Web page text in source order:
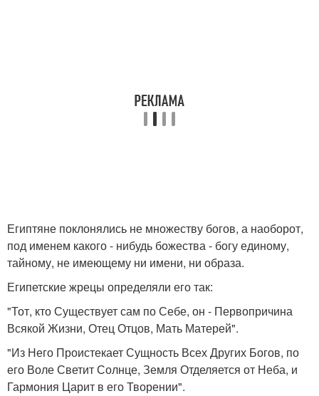
Египтяне поклонялись не множеству богов, а наоборот,
под именем какого - нибудь божества - богу единому,
тайному, не имеющему ни имени, ни образа.
Египетские жрецы определяли его так:
"Тот, кто Существует сам по Себе, он - Первопричина
Всякой Жизни, Отец Отцов, Мать Матерей".
"Из Него Проистекает Сущность Всех Других Богов, по
его Воле Светит Солнце, Земля Отделяется от Неба, и
Гармония Царит в его Творении".